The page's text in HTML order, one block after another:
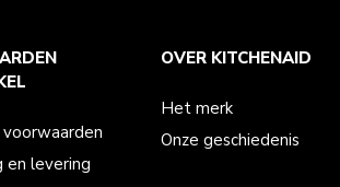
en levering
OVER KITCHENAID
Het merk
Onze geschiedenis